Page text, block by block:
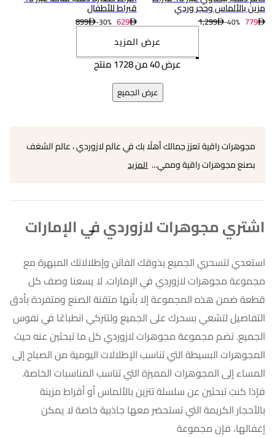
مزين بالألماس وحجر وردي
1,299 40%- 779
قيراط للأطفال
899 30%- 629
عرض المزيد
عرض 40 من 1728 منتج
عرض الجميع
مجوهرات راقية تعزز جمالك أهلًا بك في عالم لازوردي ، عالم الشغف
بصنع مجوهرات راقية وممي... المزيد
اشتري مجوهرات لازوردي في الإمارات
استعدي لتسحري الجميع بذوقك الفاتن وإطلالاتك المبهرة مع
مجموعة مجوهرات لازوردي في الإمارات. لا يسعنا وصف كل
قطعة ضمن هذه المجموعة إلا بأنها متقنة الصنع ومتفردة بأدق
التفاصيل لتشعي بسحرك على الجميع ولتتركي انطباعًا في نفوس
الجميع. تضم مجموعة مجوهرات لازوردي كل ما تبحثين عنه حيث
المجوهرات البسيطة التي تناسب الإطلالات اليومية من الصباح إلى
المساء إلى المجوهرات المميزة التي تناسب المناسبات الخاصة.
فإذا كنتِ تبحثين عن سلسلة تتزين بالألماس أو أقراط مزينة
بالأحجار الكريمة التي تستحضر معها جاذبية خاصة لا يمكن
إغفالها، فإن مجموعة